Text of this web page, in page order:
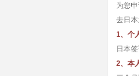
为您
去日本
1、个
日本
2、本